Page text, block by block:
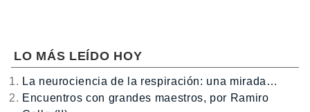
LO MÁS LEÍDO HOY
La neurociencia de la respiración: una mirada…
Encuentros con grandes maestros, por Ramiro